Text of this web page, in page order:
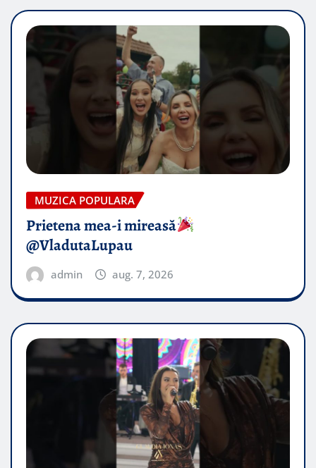
MUZICA POPULARA
Prietena mea-i mireasă​
@VladutaLupau
admin aug. 7, 2026